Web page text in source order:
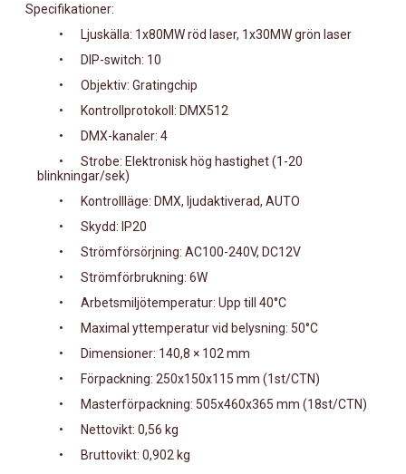
Specifikationer:
•
Ljuskälla: 1x80MW röd laser, 1x30MW grön laser
•
DIP-switch: 10
•
Objektiv: Gratingchip
•
Kontrollprotokoll: DMX512
•
DMX-kanaler: 4
•
Strobe: Elektronisk hög hastighet (1-20
blinkningar/sek)
•
Kontrollläge: DMX, ljudaktiverad, AUTO
•
Skydd: IP20
•
Strömförsörjning: AC100-240V, DC12V
•
Strömförbrukning: 6W
•
Arbetsmiljötemperatur: Upp till 40°C
•
Maximal yttemperatur vid belysning: 50°C
•
Dimensioner: 140,8 × 102 mm
•
Förpackning: 250x150x115 mm (1st/CTN)
•
Masterförpackning: 505x460x365 mm (18st/CTN)
•
Nettovikt: 0,56 kg
•
Bruttovikt: 0,902 kg